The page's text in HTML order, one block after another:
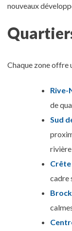
nouveaux
Chaque zone offre
Rive-
de
Sud
rivière
cadre